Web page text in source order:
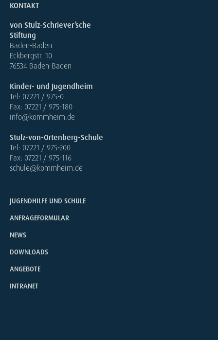
KONTAKT
von Stulz-Schriever’sche
Stiftung
Baden-Baden
Eckbergstr. 10
76534 Baden-Baden
Kinder- und Jugendheim
Tel: 07221 / 975-0
Fax: 07221 / 975-180
info@kommheim.de
Stulz-von-Ortenberg-Schule
Tel: 07221 / 975-200
Fax: 07221 / 975-116
schule@kommheim.de
JUGENDHILFE UND SCHULE
ANFRAGEFORMULAR
NEWS
DOWNLOADS
ANGEBOTE
INTRANET